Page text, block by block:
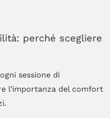
perché scegliere
sessione di
l’importanza del comfort